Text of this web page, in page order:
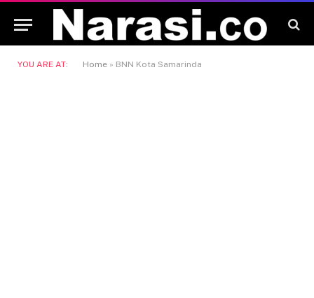
YOU ARE AT: Home » BNN Kota Samarinda